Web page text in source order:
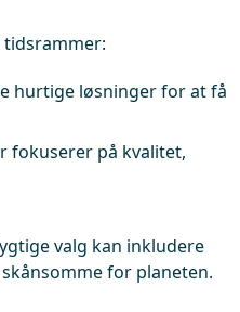
hurtige løsninger for at få
fokuserer på kvalitet,
valg kan inkludere
for planeten.